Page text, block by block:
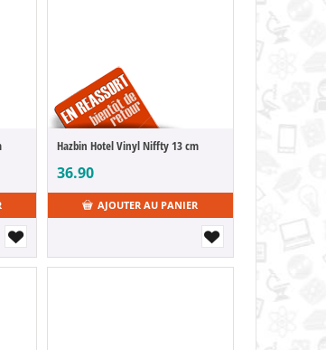
Hazbin Hotel Vinyl Niffty 13 cm
36.90
AJOUTER AU PANIER